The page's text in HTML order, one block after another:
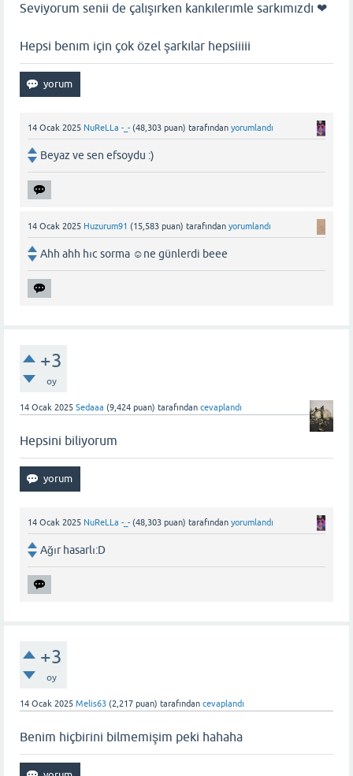
Seviyorum senii de çalışırken kankılerımle sarkımızdı ❤
Hepsi benım için çok özel şarkılar hepsiiiii
14 Ocak 2025 NuReLLa -_- (48,303 puan) tarafından yorumlandı
Beyaz ve sen efsoydu :)
14 Ocak 2025 Huzurum91 (15,583 puan) tarafından yorumlandı
Ahh ahh hıc sorma ☺ne günlerdi beee
+3
oy
14 Ocak 2025 Sedaaa (9,424 puan) tarafından cevaplandı
Hepsini biliyorum
14 Ocak 2025 NuReLLa -_- (48,303 puan) tarafından yorumlandı
Ağır hasarlı:D
+3
oy
14 Ocak 2025 Melis63 (2,217 puan) tarafından cevaplandı
Benim hiçbirini bilmemişim peki hahaha